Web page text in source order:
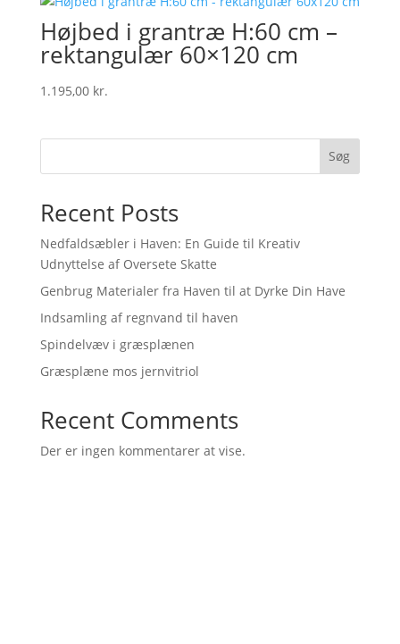
Højbed i grantræ H:60 cm –
rektangulær 60×120 cm
1.195,00 kr.
Søg
Recent Posts
Nedfaldsæbler i Haven: En Guide til Kreativ
Udnyttelse af Oversete Skatte
Genbrug Materialer fra Haven til at Dyrke Din Have
Indsamling af regnvand til haven
Spindelvæv i græsplænen
Græsplæne mos jernvitriol
Recent Comments
Der er ingen kommentarer at vise.